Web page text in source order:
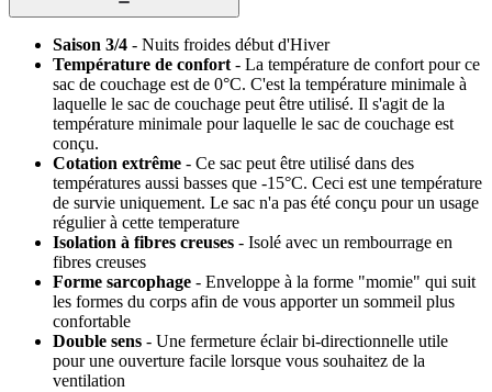
Saison 3/4 - Nuits froides début d'Hiver
Température de confort - La température de confort pour ce
sac de couchage est de 0°C. C'est la température minimale à
laquelle le sac de couchage peut être utilisé. Il s'agit de la
température minimale pour laquelle le sac de couchage est
conçu.
Cotation extrême - Ce sac peut être utilisé dans des
températures aussi basses que -15°C. Ceci est une température
de survie uniquement. Le sac n'a pas été conçu pour un usage
régulier à cette temperature
Isolation à fibres creuses - Isolé avec un rembourrage en
fibres creuses
Forme sarcophage - Enveloppe à la forme "momie" qui suit
les formes du corps afin de vous apporter un sommeil plus
confortable
Double sens - Une fermeture éclair bi-directionnelle utile
pour une ouverture facile lorsque vous souhaitez de la
ventilation